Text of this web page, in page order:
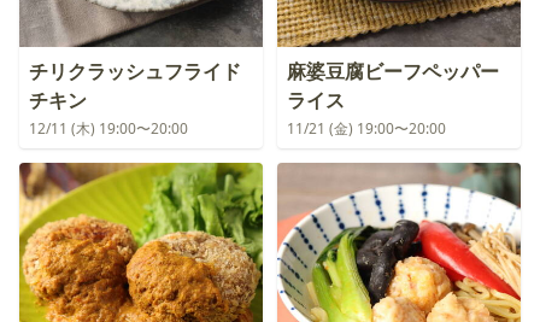
チリクラッシュフライド
チキン
12/11 (木) 19:00〜20:00
麻婆豆腐ビーフペッパー
ライス
11/21 (金) 19:00〜20:00